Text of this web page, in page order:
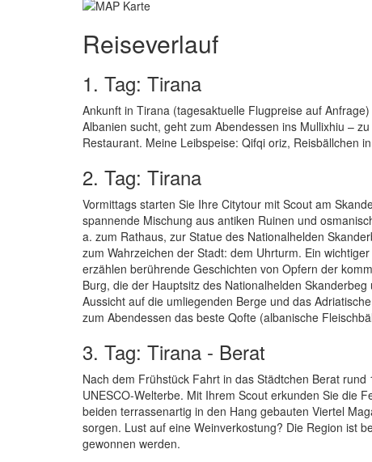
Reiseverlauf
1. Tag: Tirana
Ankunft in Tirana (tagesaktuelle Flugpreise auf
Albanien sucht, geht zum Abendessen ins Mullixhiu –
Restaurant. Meine Leibspeise: Qifqi oriz, Reisbällchen
2. Tag: Tirana
Vormittags starten Sie Ihre Citytour mit Scout am
spannende Mischung aus antiken Ruinen und
a. zum Rathaus, zur Statue des Nationalhelden
zum Wahrzeichen der Stadt: dem Uhrturm. Ein
erzählen berührende Geschichten von Opfern der
Burg, die der Hauptsitz des Nationalhelden
Aussicht auf die umliegenden Berge und das
zum Abendessen das beste Qofte (albanische
3. Tag: Tirana - Berat
Nach dem Frühstück Fahrt in das Städtchen Berat
UNESCO-Welterbe. Mit Ihrem Scout erkunden Sie die
beiden terrassenartig in den Hang gebauten Viertel
sorgen. Lust auf eine Weinverkostung? Die Region ist
gewonnen werden.